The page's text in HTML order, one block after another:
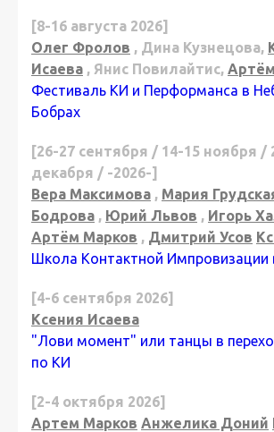
[8-16 августа 2026]
Олег Фролов , Дина Кузнецова,
Исаева , Янис Повилайтис,
Фестиваль КИ и Перформанса в
Бобрах
[26-27 сентября / 14-15 ноября /
декабря / -2026-]
Вера Максимова , Мария
Бодрова , Юрий Львов , Игорь
Артём Марков , Дмитрий Усов
Школа Контактной Импровизации
[4-6 сентября 2026]
Ксения Исаева
"Лови момент" или танцы в
по КИ
[2-4 октября 2026]
Артем Марков Анжелика Доний